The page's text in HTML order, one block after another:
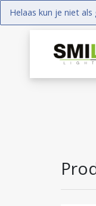
Helaas kun je niet